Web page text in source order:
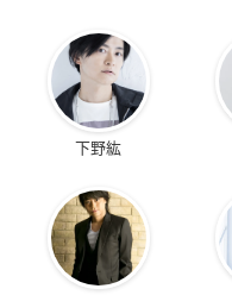
下野紘